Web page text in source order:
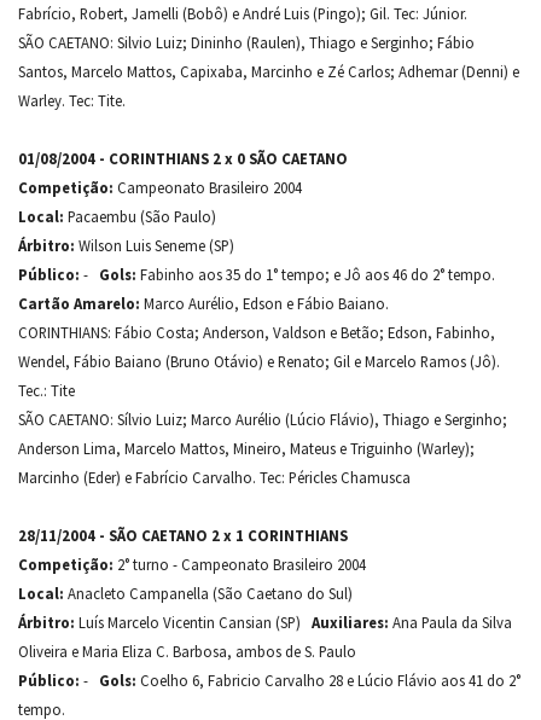
Fabrício, Robert, Jamelli (Bobô) e André Luis (Pingo); Gil. Tec: Júnior.
SÃO CAETANO: Silvio Luiz; Dininho (Raulen), Thiago e Serginho; Fábio
Santos, Marcelo Mattos, Capixaba, Marcinho e Zé Carlos; Adhemar (Denni) e
Warley. Tec: Tite.
01/08/2004 - CORINTHIANS 2 x 0 SÃO CAETANO
Competição: Campeonato Brasileiro 2004
Local: Pacaembu (São Paulo)
Árbitro: Wilson Luis Seneme (SP)
Público: - Gols: Fabinho aos 35 do 1° tempo; e Jô aos 46 do 2° tempo.
Cartão Amarelo: Marco Aurélio, Edson e Fábio Baiano.
CORINTHIANS: Fábio Costa; Anderson, Valdson e Betão; Edson, Fabinho,
Wendel, Fábio Baiano (Bruno Otávio) e Renato; Gil e Marcelo Ramos (Jô).
Tec.: Tite
SÃO CAETANO: Sílvio Luiz; Marco Aurélio (Lúcio Flávio), Thiago e Serginho;
Anderson Lima, Marcelo Mattos, Mineiro, Mateus e Triguinho (Warley);
Marcinho (Eder) e Fabrício Carvalho. Tec: Péricles Chamusca
28/11/2004 - SÃO CAETANO 2 x 1 CORINTHIANS
Competição: 2° turno - Campeonato Brasileiro 2004
Local: Anacleto Campanella (São Caetano do Sul)
Árbitro: Luís Marcelo Vicentin Cansian (SP) Auxiliares: Ana Paula da Silva
Oliveira e Maria Eliza C. Barbosa, ambos de S. Paulo
Público: - Gols: Coelho 6, Fabricio Carvalho 28 e Lúcio Flávio aos 41 do 2°
tempo.